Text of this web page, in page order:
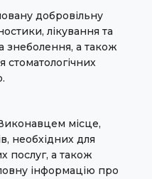
добровільну
лікування та
знеболення, а також
стоматологічних
місце,
необхідних для
послуг, а також
інформацію про